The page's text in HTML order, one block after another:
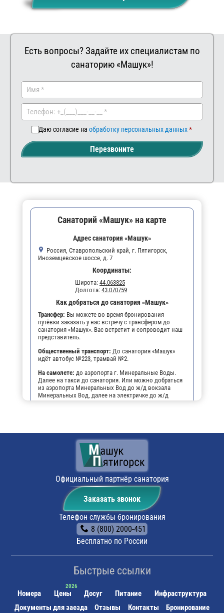
Есть вопросы? Задайте их специалистам по
санаторию «Машук»!
Даю согласие на обработку персональных данных
Перезвоните
Санаторий «Машук» на карте
Адрес санатория «Машук»
Россия, Ставропольский край, г. Пятигорск,
Иноземцевское шоссе, д. 7
Координаты:
Широта: 44.063825
Долгота: 43.070759
Как добраться до санатория «Машук»
Трансфер: Вы можете во время бронирования
путёвки заказать у нас встречу с трансфером до
санатория «Машук». Вас встретит и сопроводит наш
представитель.
Общественный транспорт: До санатория «Машук»
идёт автобус №223, трамвай №2.
На самолете: до аэропорта г. Минеральные Воды.
Далее на такси до санатория. Или можно добраться
из аэропорта Минеральных Вод до ж/д вокзала
Минеральных Вод, далее на электричке до ж/д
станции города Пятигорска, далее на трамвае №2 до
На личном транспорте:до г. Пятигорска, далее,
чтобы не заблудиться, можно воспользоваться
навигатором. По прибытии будет возможность
оставить автомобиль на парковке санатория.
до ж/д вокзала г. Пятигорска, далее на
трамвае №2 до остановки "Лермонтовский разъезд",
пешком 5 мин. до санатория.
Официальный партнёр санатория
Заказать звонок
Телефон службы бронирования
8 (800) 2000-451
Бесплатно по России
Быстрые ссылки
Номера Цены Досуг Питание
Инфраструктура
Документы для заезда
Отзывы Контакты Бронирование